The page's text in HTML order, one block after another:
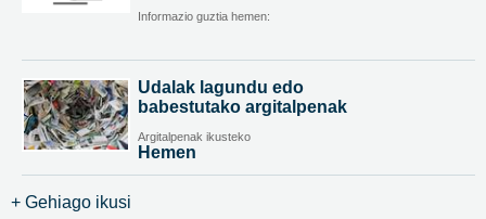
Informazio guztia hemen:
Udalak lagundu edo
babestutako argitalpenak
Argitalpenak ikusteko
Hemen
+ Gehiago ikusi